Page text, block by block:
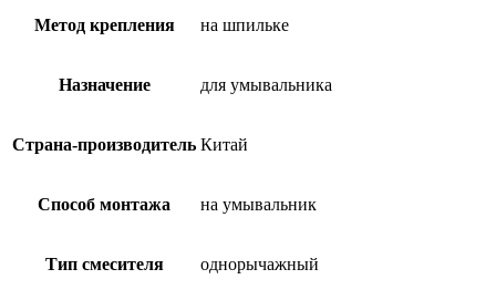
Метод крепления на шпильке
Назначение для умывальника
Страна-производитель Китай
Способ монтажа на умывальник
Тип смесителя однорычажный